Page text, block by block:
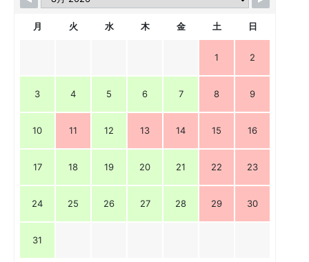
月 火 水 木 金 土 日
1 2
3 4 5 6 7 8 9
10 11 12 13 14 15 16
17 18 19 20 21 22 23
24 25 26 27 28 29 30
31